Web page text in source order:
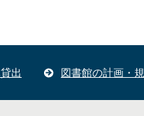
出 図書館の計画・